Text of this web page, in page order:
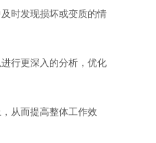
时发现损坏或变质的情
行更深入的分析，优化
从而提高整体工作效